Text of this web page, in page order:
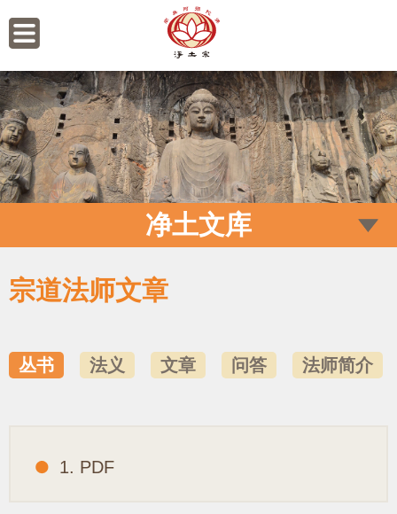
净土文库
宗道法师文章
丛书 法义 文章 问答 法师简介
1. PDF